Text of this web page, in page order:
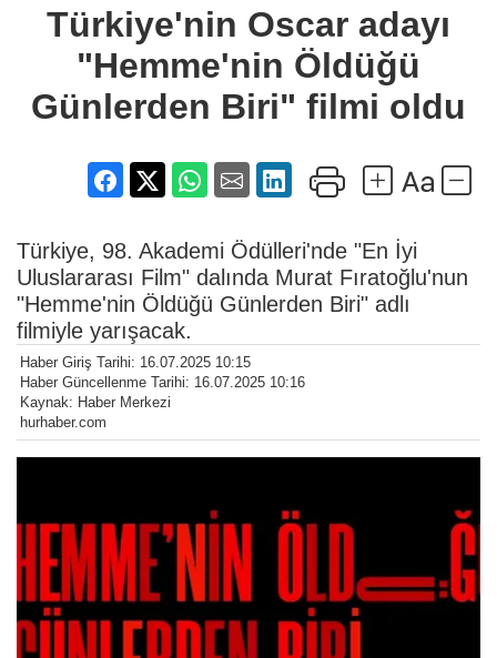
"Hemme'nin
Öldüğü
Biri" filmi
oldu
Türkiye'nin Oscar adayı
"Hemme'nin Öldüğü
Günlerden Biri" filmi oldu
Türkiye, 98. Akademi Ödülleri'nde "En İyi
Uluslararası Film" dalında Murat Fıratoğlu'nun
"Hemme'nin Öldüğü Günlerden Biri" adlı
filmiyle yarışacak.
Haber Giriş Tarihi: 16.07.2025 10:15
Haber Güncellenme Tarihi: 16.07.2025 10:16
Kaynak: Haber Merkezi
hurhaber.com